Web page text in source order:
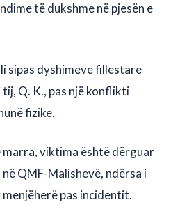
të dukshme në pjesën e
sipas dyshimeve fillestare
Q. K., pas një konflikti
fizike.
marra, viktima është dërguar
QMF-Malishevë, ndërsa i
pas incidentit.